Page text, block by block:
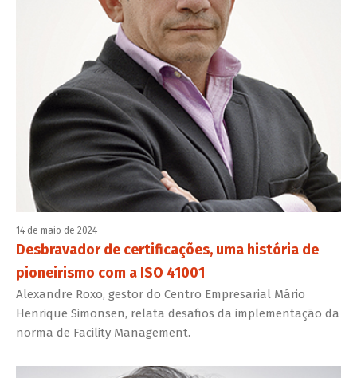
14 de maio de 2024
Desbravador de certificações, uma história de
pioneirismo com a ISO 41001
Alexandre Roxo, gestor do Centro Empresarial Mário
Henrique Simonsen, relata desafios da implementação da
norma de Facility Management.